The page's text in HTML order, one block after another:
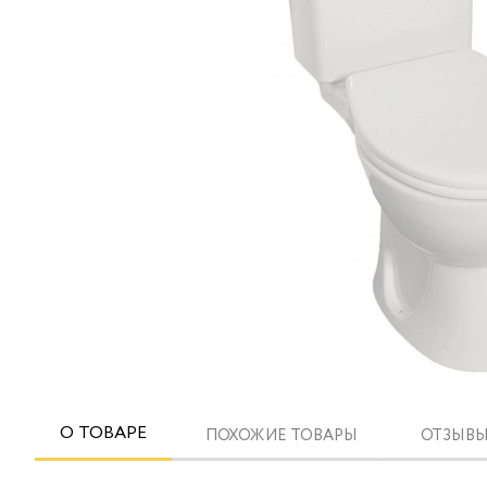
О ТОВАРЕ ПОХОЖИЕ ТОВАРЫ